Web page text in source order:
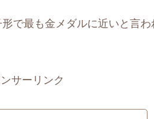
で最も金メダルに近いと言
サーリンク